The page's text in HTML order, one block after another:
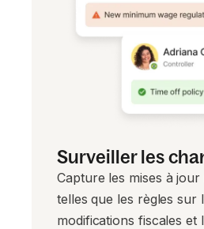
Surveiller les
Capture les mises à
telles que les règles sur
modifications fiscales et